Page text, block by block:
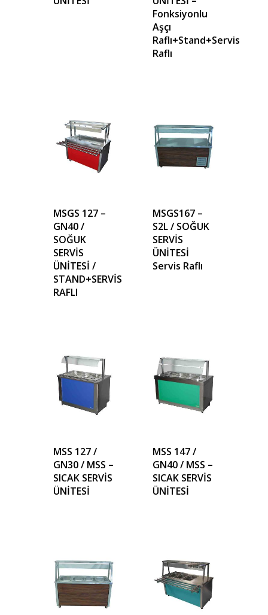
Fonksiyonlu
Aşçı
Raflı+Stand+Servis
Raflı
MSGS 127 –
GN40 /
SOĞUK
SERVİS
ÜNİTESİ /
STAND+SERVİS
RAFLI
MSGS167 –
S2L / SOĞUK
SERVİS
ÜNİTESİ
Servis Raflı
MSS 127 /
GN30 / MSS –
SICAK SERVİS
ÜNİTESİ
MSS 147 /
GN40 / MSS –
SICAK SERVİS
ÜNİTESİ